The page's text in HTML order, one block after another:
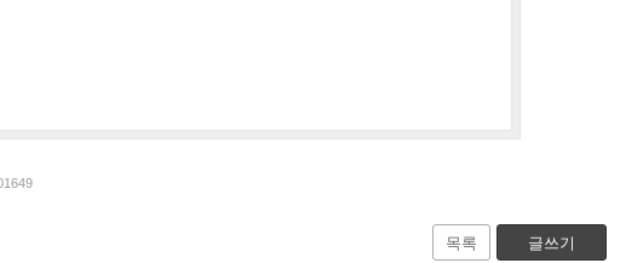
목록 글쓰기